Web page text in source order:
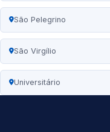
São Pelegrino
São Virgílio
Universitário